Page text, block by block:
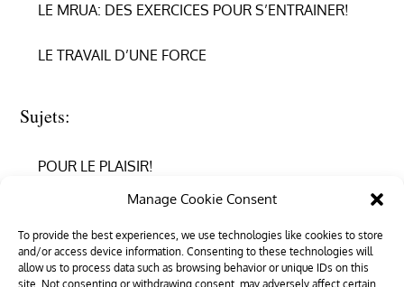
Manage Cookie Consent
To provide the best experiences, we use technologies like cookies to store
and/or access device information. Consenting to these technologies will
allow us to process data such as browsing behavior or unique IDs on this
site. Not consenting or withdrawing consent, may adversely affect certain
LE MRUA: DES EXERCICES POUR S’ENTRAINER!
LE TRAVAIL D’UNE FORCE
Sujets:
POUR LE PLAISIR!
REPRENDRE CONFIANCE
RÉUSSIR EN PHYSIQUE